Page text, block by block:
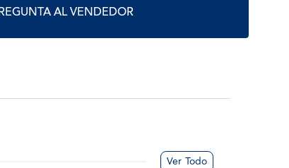
AL VENDEDOR
Ver Todo